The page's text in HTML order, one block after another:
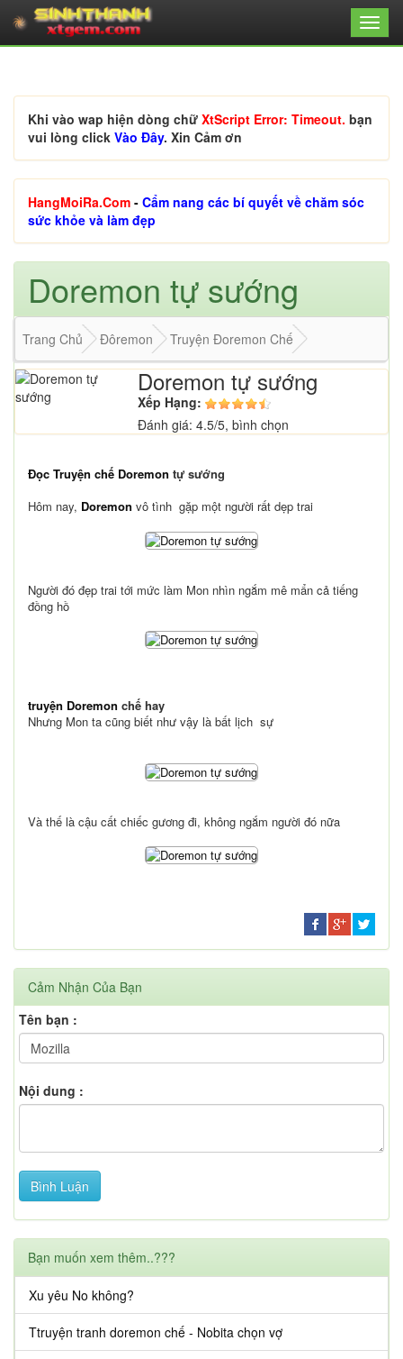
Khi vào wap hiện dòng chữ XtScript Error: Timeout. bạn
vui lòng click Vào Đây. Xin Cảm ơn
HangMoiRa.Com - Cẩm nang các bí quyết về chăm sóc
sức khỏe và làm đẹp
Doremon tự sướng
Trang Chủ Đôremon Truyện Đoremon Chế
Doremon tự sướng
Xếp Hạng:
Đánh giá: 4.5/5, bình chọn
Đọc Truyện chế Doremon tự sướng
Hôm nay, Doremon vô tình gặp một người rất dẹp trai
Người đó đẹp trai tới mức làm Mon nhìn ngắm mê mẩn cả tiếng
đồng hồ
truyện Doremon chế hay
Nhưng Mon ta cũng biết như vậy là bất lịch sự
Và thế là cậu cất chiếc gương đi, không ngắm người đó nữa
Cảm Nhận Của Bạn
Tên bạn :
Nội dung :
Bạn muốn xem thêm..???
Xu yêu No không?
Ttruyện tranh doremon chế - Nobita chọn vợ